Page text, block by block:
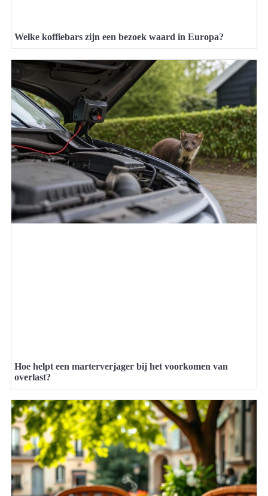
Welke koffiebars zijn een bezoek waard in Europa?
Hoe helpt een marterverjager bij het voorkomen van
overlast?